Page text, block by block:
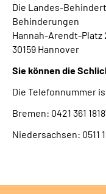
Die Landes-
Behinderungen
Hannah-Arendt-Platz
30159 Hannover
Sie können die
Die Telefonnummer
Bremen: 0421 361
Niedersachsen: 0511